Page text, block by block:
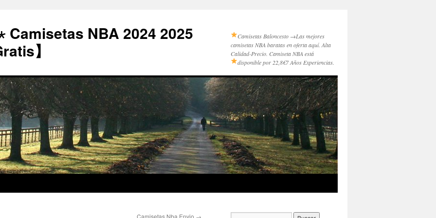
Camisetas NBA 2024 2025
】
Camisetas Baloncesto →Las mejores
camisetas NBA baratas en oferta aquí. Alta
Calidad-Precio. Camiseta NBA está
disponible por 22,8€7 Años Experiencias.
Camisetas Nba Envio →